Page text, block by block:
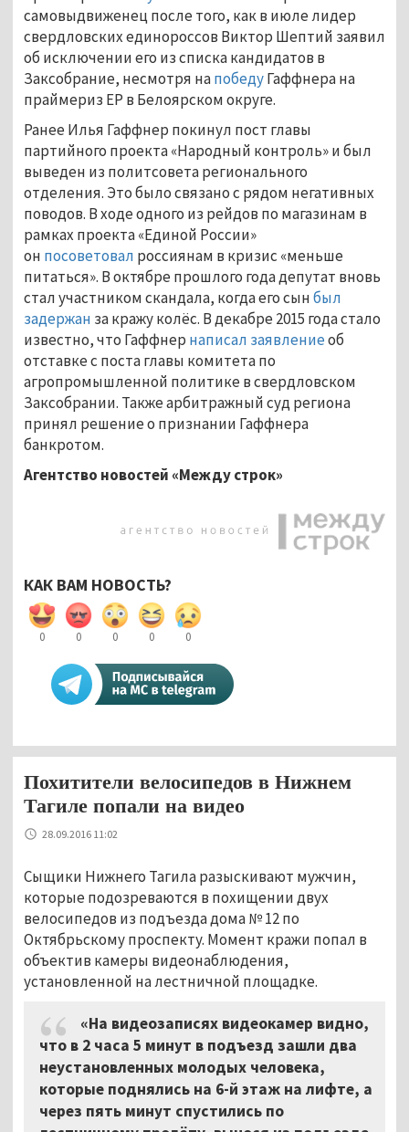
самовыдвиженец после того, как в июле лидер
свердловских единороссов Виктор Шептий заявил
об исключении его из списка кандидатов в
Заксобрание, несмотря напобедуГаффнера на
праймериз ЕР в Белоярском округе.
Ранее Илья Гаффнер покинул пост главы
партийного проекта «Народный контроль» и был
выведен из политсовета регионального
отделения. Это было связано с рядом негативных
поводов. В ходе одного из рейдов по магазинам в
рамках проекта «Единой России»
он посоветовал россиянам в кризис «меньше
питаться». В октябре прошлого года депутат вновь
стал участником скандала, когда его сынбыл
задержан за кражу колёс. В декабре 2015 года стало
известно, что Гаффнер написал заявлениеоб
отставке с поста главы комитета по
агропромышленной политике в свердловском
Заксобрании. Также арбитражный суд региона
принял решение о признании Гаффнера
банкротом.
Агентство новостей «Между строк»
КАК ВАМ НОВОСТЬ?
0 0 0 0 0
Похитители велосипедов в Нижнем
Тагиле попали на видео
28.09.2016 11:02
Сыщики Нижнего Тагила разыскивают мужчин,
которые подозреваются в похищении двух
велосипедов из подъезда дома № 12 по
Октябрьскому проспекту. Момент кражи попал в
объектив камеры видеонаблюдения,
установленной на лестничной площадке.
«На видеозаписях видеокамер видно,
что в 2 часа 5 минут в подъезд зашли два
неустановленных молодых человека,
которые поднялись на 6-й этаж на лифте, а
через пять минут спустились по